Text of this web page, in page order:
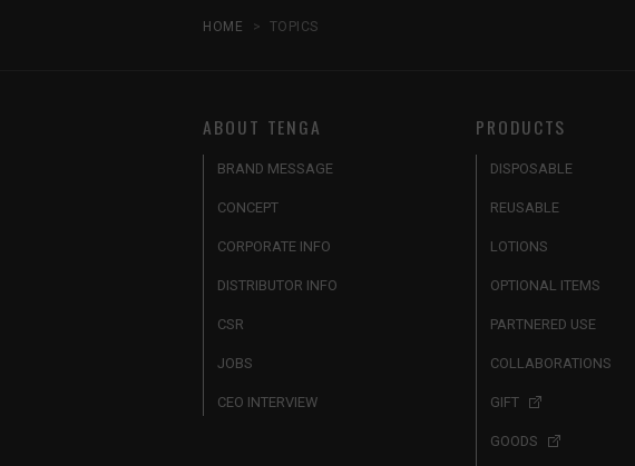
HOME TOPICS
ABOUT TENGA
BRAND MESSAGE
CONCEPT
CORPORATE INFO
DISTRIBUTOR INFO
CSR
JOBS
CEO INTERVIEW
PRODUCTS
DISPOSABLE
REUSABLE
LOTIONS
OPTIONAL ITEMS
PARTNERED USE
COLLABORATIONS
GIFT
GOODS